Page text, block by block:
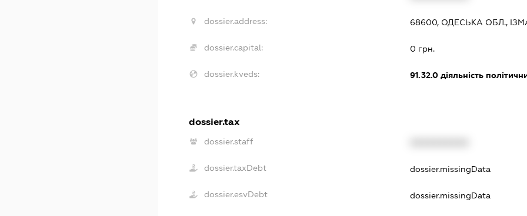
dossier.address: 68600, ОДЕСЬКА ОБЛ.,
dossier.capital: 0 грн.
dossier.kveds: 91.32.0 діяльність
dossier.tax
dossier.staff
dossier.taxDebt dossier.missingData
dossier.esvDebt dossier.missingData